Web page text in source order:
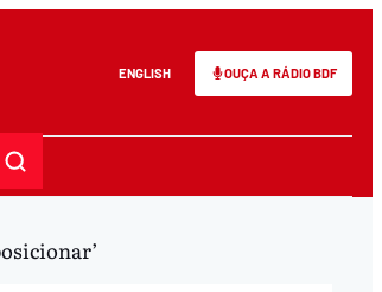
ENGLISH OUÇA A RÁDIO BDF